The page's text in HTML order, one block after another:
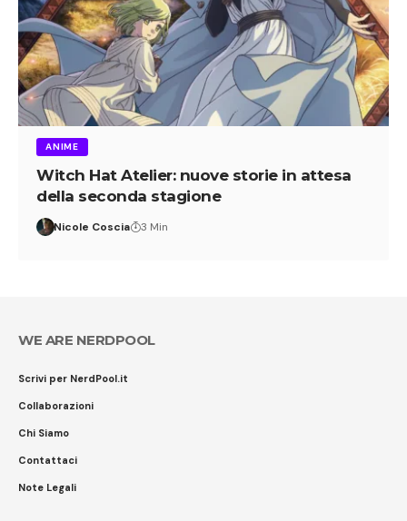
ANIME
Witch Hat Atelier: nuove storie in attesa
della seconda stagione
Nicole Coscia 3 Min
WE ARE NERDPOOL
Scrivi per NerdPool.it
Collaborazioni
Chi Siamo
Contattaci
Note Legali